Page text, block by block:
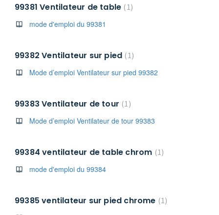
99381 Ventilateur de table 1
mode d'emploi du 99381
99382 Ventilateur sur pied 1
Mode d’emploi Ventilateur sur pied 99382
99383 Ventilateur de tour 1
Mode d’emploi Ventilateur de tour 99383
99384 ventilateur de table chrom 1
mode d'emploi du 99384
99385 ventilateur sur pied chrome 1